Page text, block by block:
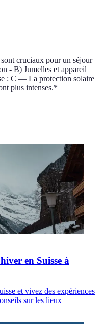
cruciaux pour un séjour
- B) Jumelles et appareil
: C — La protection solaire
plus intenses.*
en Suisse à
et vivez des expériences
sur les lieux